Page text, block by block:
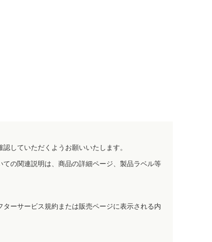
していただくようお願いいたします。
の関連説明は、商品の詳細ページ、製品ラベル等
ーサービス規約または販売ページに表示される内